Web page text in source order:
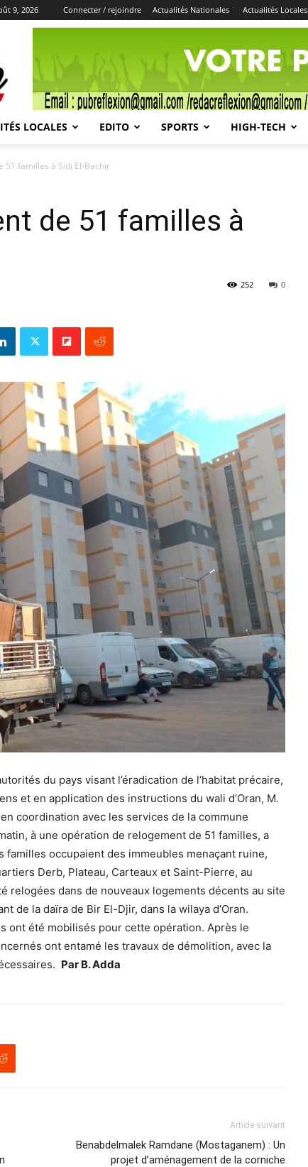
9, 2026 Connecter / rejoindre Actualités Nationales Actualités Locales
LOCALES EDITO SPORTS HIGH-TECH
51 familles à Sidi El-Bachir
de 51 familles à
0
252
du pays visant l’éradication de l’habitat précaire,
et en application des instructions du wali d’Oran, M.
coordination avec les services de la commune
à une opération de relogement de 51 familles, a
occupaient des immeubles menaçant ruine,
Derb, Plateau, Carteaux et Saint-Pierre, au
relogées dans de nouveaux logements décents au site
de la daïra de Bir El-Djir, dans la wilaya d’Oran.
ont été mobilisés pour cette opération. Après le
ont entamé les travaux de démolition, avec la
Par B. Adda
Article suivant
Benabdelmalek Ramdane (Mostaganem) : Un
projet d’aménagement de la corniche